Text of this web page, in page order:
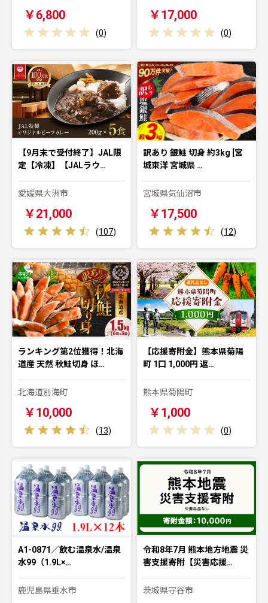
￥6,800
(0)
￥17,000
(0)
【9月末で受付終了】JAL限
定【冷凍】【JALラウ…
愛媛県大洲市
￥21,000
(107)
訳あり 銀鮭 切身 約3kg [宮
城東洋 宮城県 …
宮城県気仙沼市
￥17,500
(12)
ランキング第2位獲得！北海
道産 天然 秋鮭切身 ほ…
北海道別海町
￥10,000
(13)
【応援寄附金】熊本県菊陽
町 1口 1,000円 返…
熊本県菊陽町
￥1,000
(0)
A1-0871／飲む温泉水/温泉
水99（1.9L×…
鹿児島県垂水市
令和8年7月 熊本地方地震 災
害支援寄附【災害応援…
茨城県守谷市